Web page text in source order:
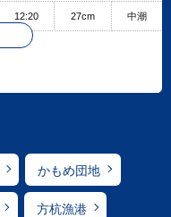
12:20 27cm 中潮
かもめ団地
方杭漁港